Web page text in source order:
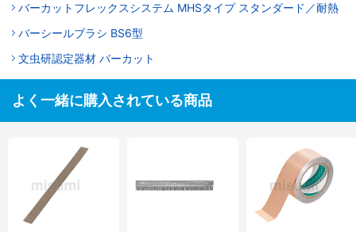
バーカットフレックスシステム MHSタイプ スタンダード／耐熱
バーシールブラシ BS6型
文虫研認定器材 バーカット
よく一緒に購入されている商品